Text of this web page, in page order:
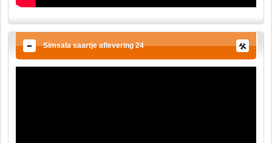
Simsala saartje aflevering 24